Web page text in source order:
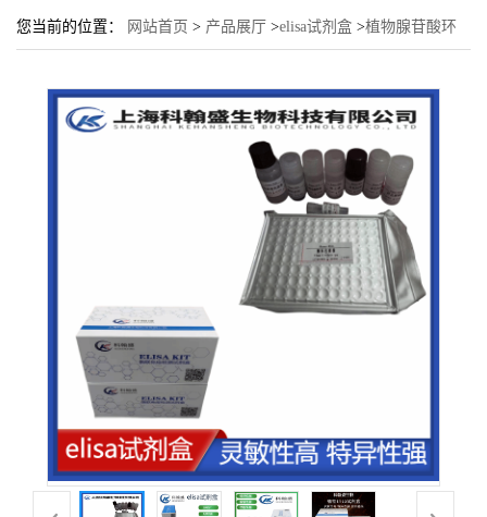
您当前的位置： 网站首页 > 产品展厅 >elisa试剂盒 >植物腺苷酸环